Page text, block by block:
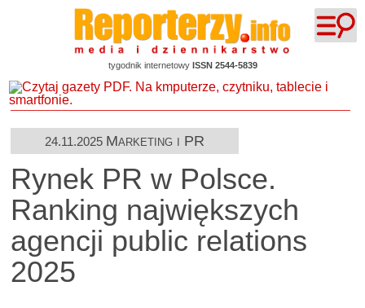
tygodnik internetowy ISSN 2544-5839
24.11.2025 Marketing i PR
Rynek PR w Polsce.
Ranking największych
agencji public relations
2025